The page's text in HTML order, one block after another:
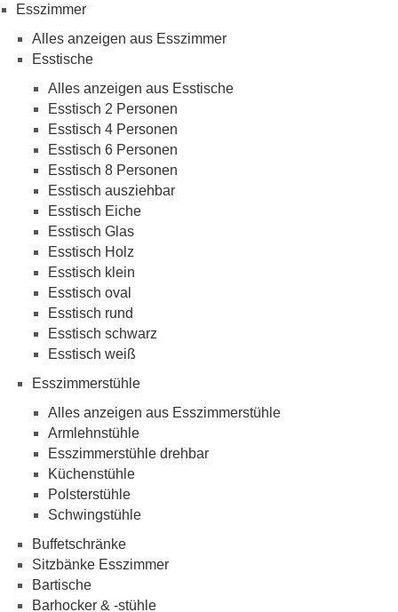
Esszimmer
Alles anzeigen aus Esszimmer
Esstische
Alles anzeigen aus Esstische
Esstisch 2 Personen
Esstisch 4 Personen
Esstisch 6 Personen
Esstisch 8 Personen
Esstisch ausziehbar
Esstisch Eiche
Esstisch Glas
Esstisch Holz
Esstisch klein
Esstisch oval
Esstisch rund
Esstisch schwarz
Esstisch weiß
Esszimmerstühle
Alles anzeigen aus Esszimmerstühle
Armlehnstühle
Esszimmerstühle drehbar
Küchenstühle
Polsterstühle
Schwingstühle
Buffetschränke
Sitzbänke Esszimmer
Bartische
Barhocker & -stühle